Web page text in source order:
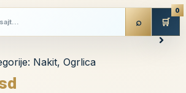
Nakit, Ogrlica
🛒
0